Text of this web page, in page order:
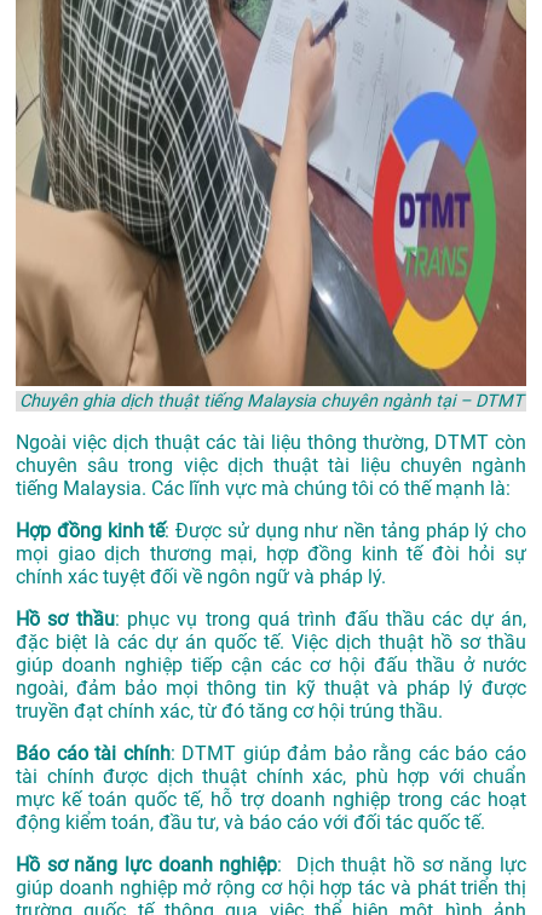
Chuyên ghia dịch thuật tiếng Malaysia chuyên ngành tại – DTMT
Ngoài việc dịch thuật các tài liệu thông thường, DTMT còn
chuyên sâu trong việc dịch thuật tài liệu chuyên ngành
tiếng Malaysia. Các lĩnh vực mà chúng tôi có thế mạnh là:
Hợp đồng kinh tế: Được sử dụng như nền tảng pháp lý cho
mọi giao dịch thương mại, hợp đồng kinh tế đòi hỏi sự
chính xác tuyệt đối về ngôn ngữ và pháp lý.
Hồ sơ thầu: phục vụ trong quá trình đấu thầu các dự án,
đặc biệt là các dự án quốc tế. Việc dịch thuật hồ sơ thầu
giúp doanh nghiệp tiếp cận các cơ hội đấu thầu ở nước
ngoài, đảm bảo mọi thông tin kỹ thuật và pháp lý được
truyền đạt chính xác, từ đó tăng cơ hội trúng thầu.
Báo cáo tài chính: DTMT giúp đảm bảo rằng các báo cáo
tài chính được dịch thuật chính xác, phù hợp với chuẩn
mực kế toán quốc tế, hỗ trợ doanh nghiệp trong các hoạt
động kiểm toán, đầu tư, và báo cáo với đối tác quốc tế.
Hồ sơ năng lực doanh nghiệp: Dịch thuật hồ sơ năng lực
giúp doanh nghiệp mở rộng cơ hội hợp tác và phát triển thị